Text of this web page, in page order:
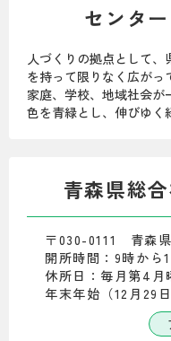
センタ
人づくりの拠点として
を持って限りなく広がっ
家庭、学校、地域社会が
色を青緑とし、伸びゆく
青森県総
〒030-0111 青森
開所時間：9時から
休所日：毎月第4月
年末年始（12月29